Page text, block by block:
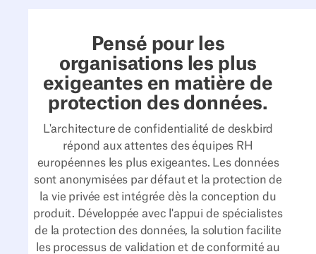
Pensé pour les
organisations les plus
exigeantes en matière de
protection des données.
L'architecture de confidentialité de deskbird
répond aux attentes des équipes RH
européennes les plus exigeantes. Les données
sont anonymisées par défaut et la protection de
la vie privée est intégrée dès la conception du
produit. Développée avec l'appui de spécialistes
de la protection des données, la solution facilite
les processus de validation et de conformité au